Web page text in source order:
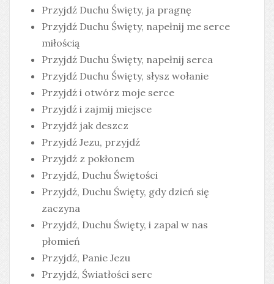
Przyjdź Duchu Święty, ja pragnę
Przyjdź Duchu Święty, napełnij me serce
miłością
Przyjdź Duchu Święty, napełnij serca
Przyjdź Duchu Święty, słysz wołanie
Przyjdź i otwórz moje serce
Przyjdź i zajmij miejsce
Przyjdź jak deszcz
Przyjdź Jezu, przyjdź
Przyjdź z pokłonem
Przyjdź, Duchu Świętości
Przyjdź, Duchu Święty, gdy dzień się
zaczyna
Przyjdź, Duchu Święty, i zapal w nas
płomień
Przyjdź, Panie Jezu
Przyjdź, Światłości serc